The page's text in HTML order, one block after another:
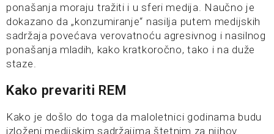
ponašanja moraju tražiti i u sferi medija. Naučno je
dokazano da „konzumiranje“ nasilja putem medijskih
sadržaja povećava verovatnoću agresivnog i nasilnog
ponašanja mladih, kako kratkoročno, tako i na duže
staze.
Kako prevariti REM
Kako je došlo do toga da maloletnici godinama budu
izloženi medijskim sadržajima štetnim za njihov